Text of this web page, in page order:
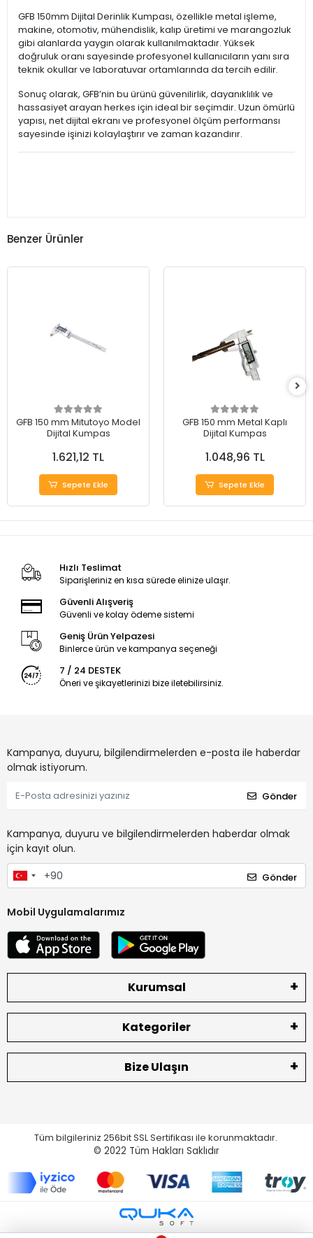
GFB 150mm Dijital Derinlik Kumpası, özellikle metal işleme,
makine, otomotiv, mühendislik, kalıp üretimi ve marangozluk
gibi alanlarda yaygın olarak kullanılmaktadır. Yüksek
doğruluk oranı sayesinde profesyonel kullanıcıların yanı sıra
teknik okullar ve laboratuvar ortamlarında da tercih edilir.
Sonuç olarak, GFB’nin bu ürünü güvenilirlik, dayanıklılık ve
hassasiyet arayan herkes için ideal bir seçimdir. Uzun ömürlü
yapısı, net dijital ekranı ve profesyonel ölçüm performansı
sayesinde işinizi kolaylaştırır ve zaman kazandırır.
Benzer Ürünler
GFB 150 mm Mitutoyo Model
Dijital Kumpas
1.621,12 TL
Sepete Ekle
GFB 150 mm Metal Kaplı
Dijital Kumpas
1.048,96 TL
Sepete Ekle
Hızlı Teslimat
Siparişleriniz en kısa sürede elinize ulaşır.
Güvenli Alışveriş
Güvenli ve kolay ödeme sistemi
Geniş Ürün Yelpazesi
Binlerce ürün ve kampanya seçeneği
7 / 24 DESTEK
Öneri ve şikayetlerinizi bize iletebilirsiniz.
Kampanya, duyuru, bilgilendirmelerden e-posta ile haberdar
olmak istiyorum.
Gönder
Kampanya, duyuru ve bilgilendirmelerden haberdar olmak
için kayıt olun.
Gönder
Mobil Uygulamalarımız
Kurumsal
Kategoriler
Bize Ulaşın
Tüm bilgileriniz 256bit SSL Sertifikası ile korunmaktadır.
© 2022 Tüm Hakları Saklıdır